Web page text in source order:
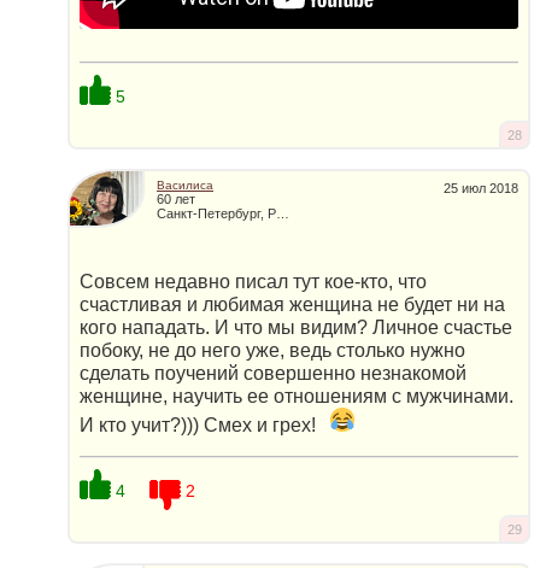
5
28
25 июл 2018
Василиса
60 лет
Санкт-Петербург, Россия
Совсем недавно писал тут кое-кто, что
счастливая и любимая женщина не будет ни на
кого нападать. И что мы видим? Личное счастье
побоку, не до него уже, ведь столько нужно
сделать поучений совершенно незнакомой
женщине, научить ее отношениям с мужчинами.
И кто учит?))) Смех и грех!
4 2
29